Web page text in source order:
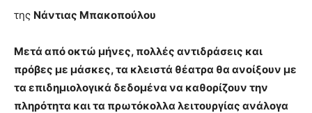
της Νάντιας Μπακοπούλου
Μετά από οκτώ μήνες, πολλές αντιδράσεις και
πρόβες με μάσκες, τα κλειστά θέατρα θα ανοίξουν με
τα επιδημιολογικά δεδομένα να καθορίζουν την
πληρότητα και τα πρωτόκολλα λειτουργίας ανάλογα